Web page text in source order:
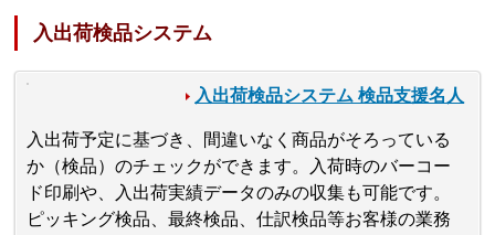
入出荷検品システム
入出荷検品システム 検品支援名人
入出荷予定に基づき、間違いなく商品がそろっている
か（検品）のチェックができます。入荷時のバーコー
ド印刷や、入出荷実績データのみの収集も可能です。
ピッキング検品、最終検品、仕訳検品等お客様の業務